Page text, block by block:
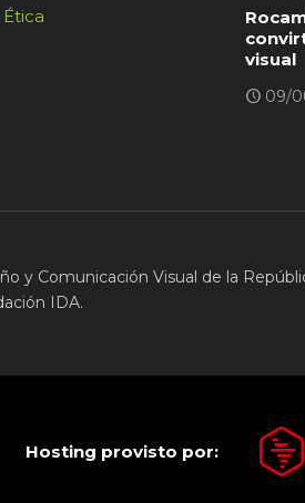
visual
09/
y Comunicación Visual de la
IDA.
Hosting provisto por: